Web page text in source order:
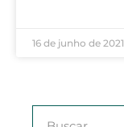
16 de junho de 2021